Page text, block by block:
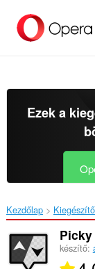
Ezek a
Kezdőlap
Picky
készítő: